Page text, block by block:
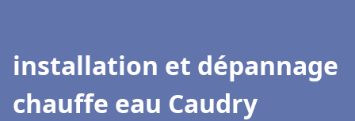
installation et dépannage
chauffe eau Caudry